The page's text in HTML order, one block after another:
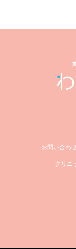
お問い合わ
クリニ